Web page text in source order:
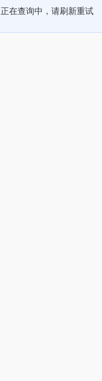
正在查询中，请刷新重试